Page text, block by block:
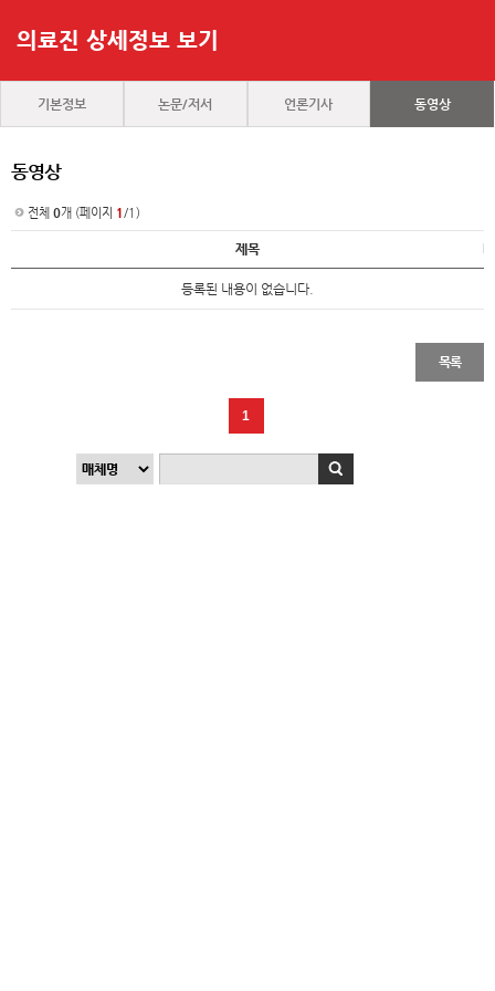
의료진 상세정보 보기
기본정보 논문/저서 언론기사 동영상
동영상
전체 0개 (페이지 1/1)
제목
등록된 내용이 없습니다.
목록
1